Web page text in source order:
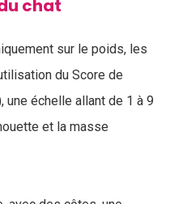
chat
sur le poids, les
du Score de
une échelle allant de 1 à 9
et la masse